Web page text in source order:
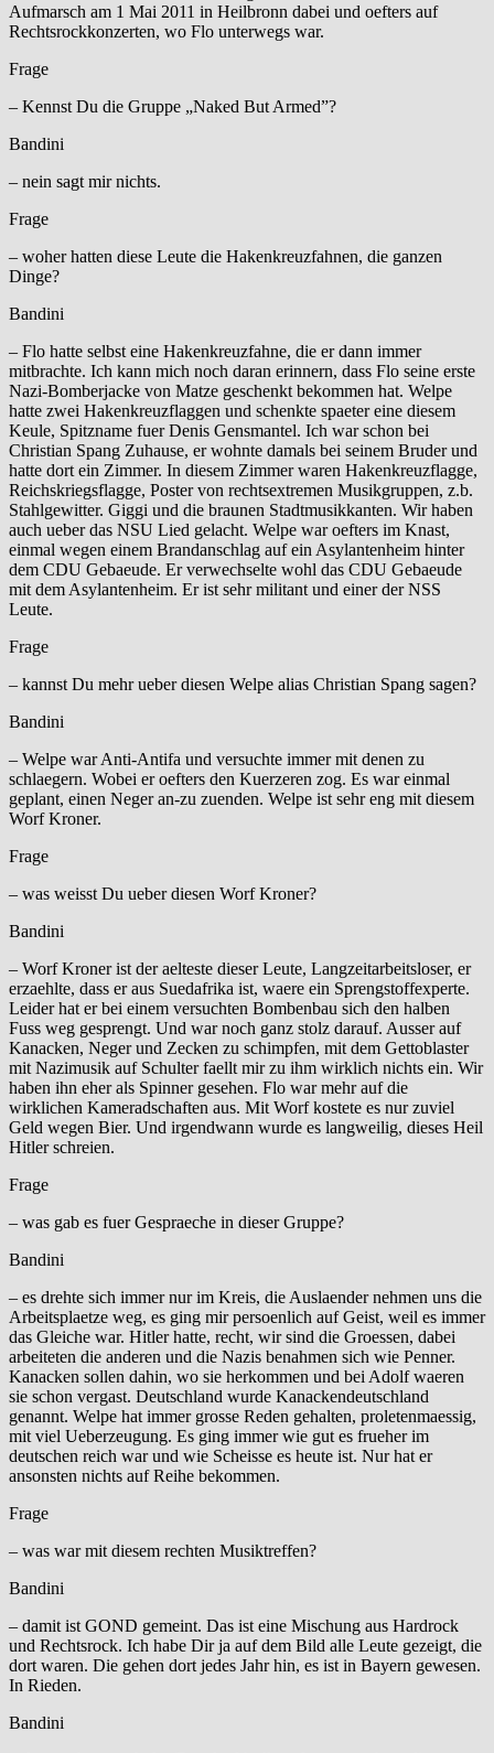
Aufmarsch am 1 Mai 2011 in Heilbronn dabei und oefters auf
Rechtsrockkonzerten, wo Flo unterwegs war.
Frage
– Kennst Du die Gruppe „Naked But Armed”?
Bandini
– nein sagt mir nichts.
Frage
– woher hatten diese Leute die Hakenkreuzfahnen, die ganzen
Dinge?
Bandini
– Flo hatte selbst eine Hakenkreuzfahne, die er dann immer
mitbrachte. Ich kann mich noch daran erinnern, dass Flo seine erste
Nazi-Bomberjacke von Matze geschenkt bekommen hat. Welpe
hatte zwei Hakenkreuzflaggen und schenkte spaeter eine diesem
Keule, Spitzname fuer Denis Gensmantel. Ich war schon bei
Christian Spang Zuhause, er wohnte damals bei seinem Bruder und
hatte dort ein Zimmer. In diesem Zimmer waren Hakenkreuzflagge,
Reichskriegsflagge, Poster von rechtsextremen Musikgruppen, z.b.
Stahlgewitter. Giggi und die braunen Stadtmusikkanten. Wir haben
auch ueber das NSU Lied gelacht. Welpe war oefters im Knast,
einmal wegen einem Brandanschlag auf ein Asylantenheim hinter
dem CDU Gebaeude. Er verwechselte wohl das CDU Gebaeude
mit dem Asylantenheim. Er ist sehr militant und einer der NSS
Leute.
Frage
– kannst Du mehr ueber diesen Welpe alias Christian Spang sagen?
Bandini
– Welpe war Anti-Antifa und versuchte immer mit denen zu
schlaegern. Wobei er oefters den Kuerzeren zog. Es war einmal
geplant, einen Neger an-zu zuenden. Welpe ist sehr eng mit diesem
Worf Kroner.
Frage
– was weisst Du ueber diesen Worf Kroner?
Bandini
– Worf Kroner ist der aelteste dieser Leute, Langzeitarbeitsloser, er
erzaehlte, dass er aus Suedafrika ist, waere ein Sprengstoffexperte.
Leider hat er bei einem versuchten Bombenbau sich den halben
Fuss weg gesprengt. Und war noch ganz stolz darauf. Ausser auf
Kanacken, Neger und Zecken zu schimpfen, mit dem Gettoblaster
mit Nazimusik auf Schulter faellt mir zu ihm wirklich nichts ein. Wir
haben ihn eher als Spinner gesehen. Flo war mehr auf die
wirklichen Kameradschaften aus. Mit Worf kostete es nur zuviel
Geld wegen Bier. Und irgendwann wurde es langweilig, dieses Heil
Hitler schreien.
Frage
– was gab es fuer Gespraeche in dieser Gruppe?
Bandini
– es drehte sich immer nur im Kreis, die Auslaender nehmen uns die
Arbeitsplaetze weg, es ging mir persoenlich auf Geist, weil es immer
das Gleiche war. Hitler hatte, recht, wir sind die Groessen, dabei
arbeiteten die anderen und die Nazis benahmen sich wie Penner.
Kanacken sollen dahin, wo sie herkommen und bei Adolf waeren
sie schon vergast. Deutschland wurde Kanackendeutschland
genannt. Welpe hat immer grosse Reden gehalten, proletenmaessig,
mit viel Ueberzeugung. Es ging immer wie gut es frueher im
deutschen reich war und wie Scheisse es heute ist. Nur hat er
ansonsten nichts auf Reihe bekommen.
Frage
– was war mit diesem rechten Musiktreffen?
Bandini
– damit ist GOND gemeint. Das ist eine Mischung aus Hardrock
und Rechtsrock. Ich habe Dir ja auf dem Bild alle Leute gezeigt, die
dort waren. Die gehen dort jedes Jahr hin, es ist in Bayern gewesen.
In Rieden.
Bandini